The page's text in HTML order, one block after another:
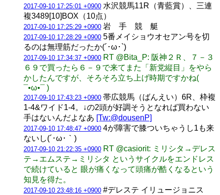
2017-09-10 17:25:01 +0900 水沢競馬11R（青藍賞）、三連
複3489[10]BOX（10点）
2017-09-10 17:25:29 +0900 岩 手 競 艇
2017-09-10 17:28:29 +0900 5番メイショウオセアン号を切
るのは無理筋だったか(´･ω･`)
2017-09-10 17:34:37 +0900 RT @Bita_P: 阪神２Ｒ、７－３
６９で買ったら６－９で来てまた「新党縦目」をやら
かしたんですが、そろそろ立ち上げ時期ですかね(
¯•ω•¯ )
2017-09-10 17:43:23 +0900 帯広競馬（ばんえい）6R、枠複
1-4&ワイド1-4。↓の2頭が好調そうとなれば買わない
手はないんだよなあ [Tw:@dousenP]
2017-09-10 17:48:47 +0900 4が障害で膝ついちゃうし1も来
ないし(´･ω･｀)
2017-09-10 21:22:35 +0900 RT @casiorit: ミリシタ→デレス
テ→エムステ→ミリシタ というサイクルをエンドレス
で続けていると 眼が痛くなって頭痛が酷くなるという
知見を得た。
2017-09-10 23:48:16 +0900 #デレステ イリュージョニス